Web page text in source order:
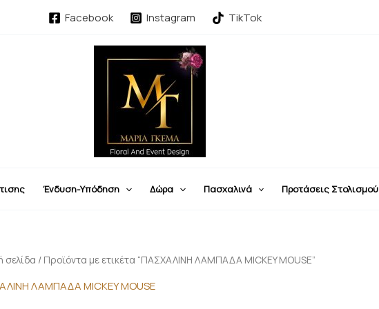
Facebook Instagram TikTok
Ένδυση-Υπόδηση Δώρα Πασχαλινά Προτάσεις Στολισμού
σελίδα / Προϊόντα με ετικέτα “ΠΑΣΧΑΛΙΝΗ ΛΑΜΠΑΔΑ MICKEY MOUSE”
ΛΑΜΠΑΔΑ MICKEY MOUSE
by
latest